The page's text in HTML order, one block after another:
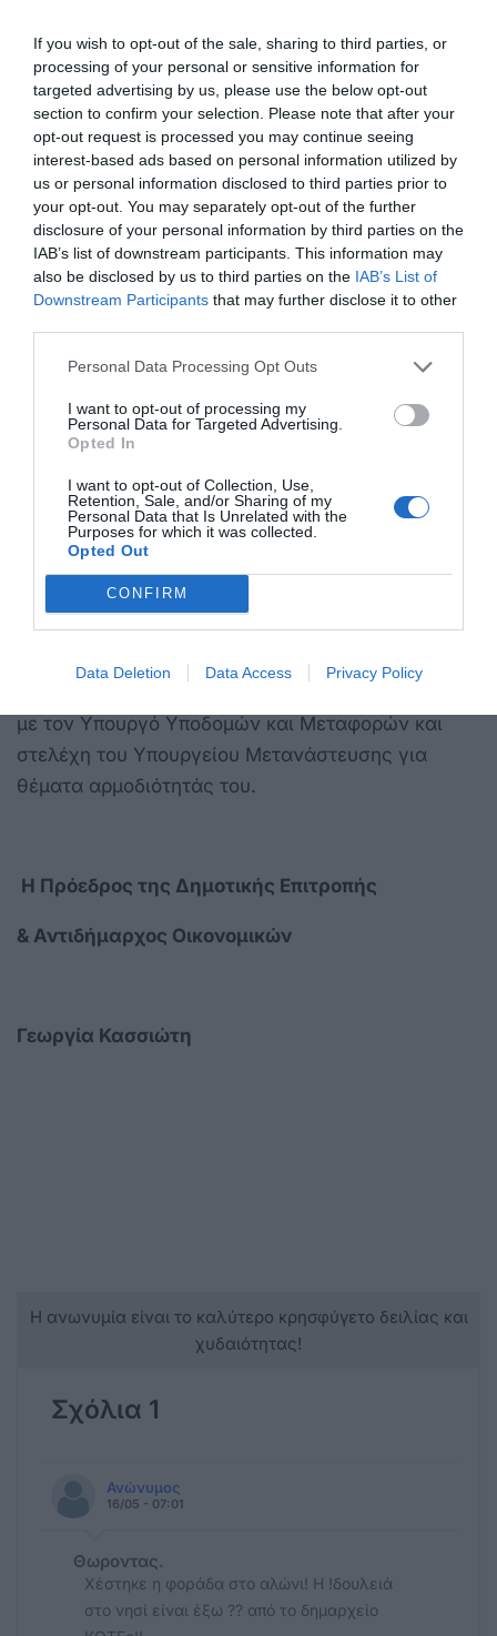
If you wish to opt-out of the sale, sharing to third parties, or
processing of your personal or sensitive information for
targeted advertising by us, please use the below opt-out
section to confirm your selection. Please note that after your
opt-out request is processed you may continue seeing
interest-based ads based on personal information utilized by
us or personal information disclosed to third parties prior to
your opt-out. You may separately opt-out of the further
disclosure of your personal information by third parties on the
IAB’s list of downstream participants. This information may
also be disclosed by us to third parties on the IAB’s List of
Downstream Participants that may further disclose it to other
Personal Data Processing Opt Outs
I want to opt-out of processing my
Personal Data for Targeted Advertising.
Opted In
I want to opt-out of Collection, Use,
Retention, Sale, and/or Sharing of my
Personal Data that Is Unrelated with the
Purposes for which it was collected.
Opted Out
CONFIRM
Data Deletion Data Access Privacy Policy
- Έγκριση μετακίνησης του Αντιδημάρχου, κ.
Χόνδρου Κωνσταντίνου, στην Αθήνα στις
19-5-2025 για την πραγματοποίηση συναντήσεων
με τον Υπουργό Εσωτερικών και στελέχη του
Υπουργείου Μετανάστευσης για θέματα
αρμοδιότητάς του.
- Έγκριση μετακίνησης του Αντιδημάρχου, κ.
Χρυσόπουλου Αλέξανδρου, στην Αθήνα στις
με τον Υπουργό Υποδομών και Μεταφορών και
στελέχη του Υπουργείου Μετανάστευσης για
θέματα αρμοδιότητάς του.
Η Πρόεδρος της Δημοτικής Επιτροπής
& Αντιδήμαρχος Οικονομικών
Γεωργία Κασσιώτη
Η ανωνυμία είναι το καλύτερο κρησφύγετο δειλίας και
χυδαιότητας!
Σχόλια 1
Ανώνυμος
16/05 - 07:01
Θωροντας.
Χέστηκε η φοράδα στο αλώνι! Η !δουλειά
στο νησί είναι έξω ?? από το δημαρχείο